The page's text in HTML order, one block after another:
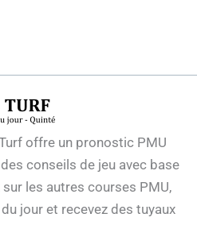
offre un pronostic PMU
conseils de jeu avec base
les autres courses PMU,
jour et recevez des tuyaux